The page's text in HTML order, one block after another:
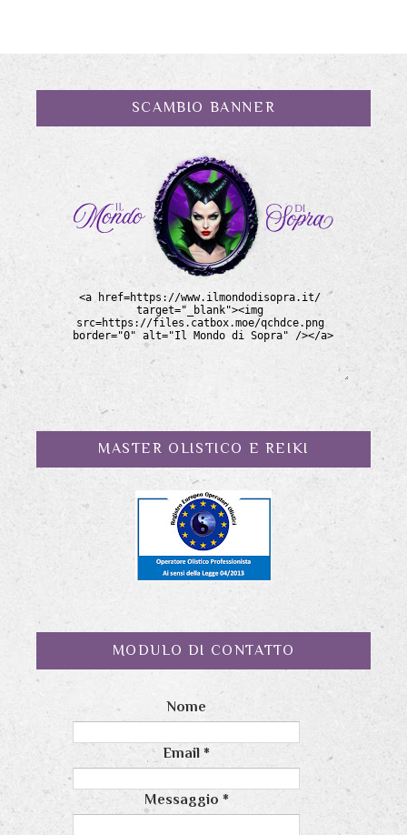
SCAMBIO BANNER
MASTER OLISTICO E REIKI
MODULO DI CONTATTO
Nome
Email*
Messaggio *